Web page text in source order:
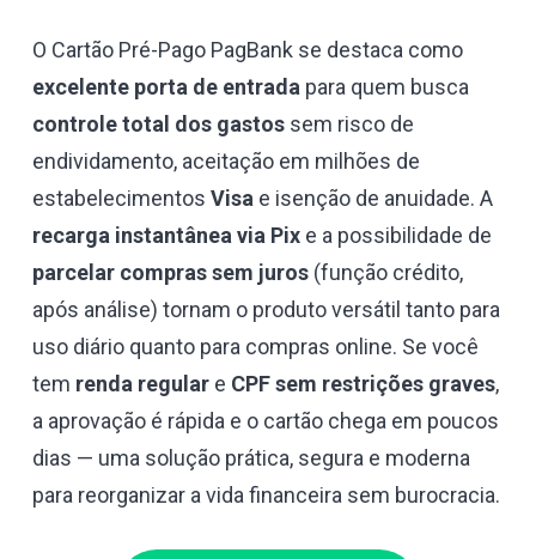
O Cartão Pré-Pago PagBank se destaca como
excelente porta de entrada para quem busca
controle total dos gastos sem risco de
endividamento, aceitação em milhões de
estabelecimentos Visa e isenção de anuidade. A
recarga instantânea via Pix e a possibilidade de
parcelar compras sem juros (função crédito,
após análise) tornam o produto versátil tanto para
uso diário quanto para compras online. Se você
tem renda regular e CPF sem restrições graves,
a aprovação é rápida e o cartão chega em poucos
dias — uma solução prática, segura e moderna
para reorganizar a vida financeira sem burocracia.